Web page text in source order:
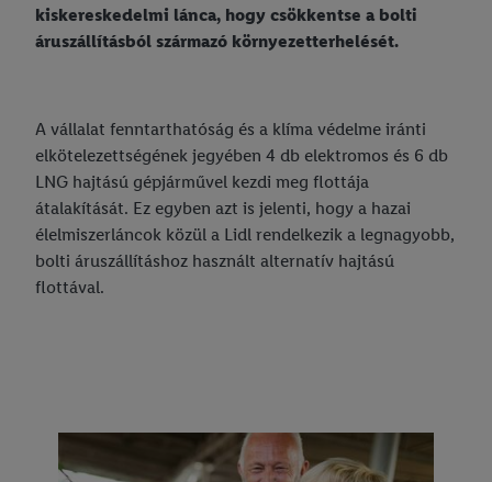
kiskereskedelmi lánca, hogy csökkentse a bolti
áruszállításból származó környezetterhelését.
A vállalat fenntarthatóság és a klíma védelme iránti
elkötelezettségének jegyében 4 db elektromos és 6 db
LNG hajtású gépjárművel kezdi meg flottája
átalakítását. Ez egyben azt is jelenti, hogy a hazai
élelmiszerláncok közül a Lidl rendelkezik a legnagyobb,
bolti áruszállításhoz használt alternatív hajtású
flottával.